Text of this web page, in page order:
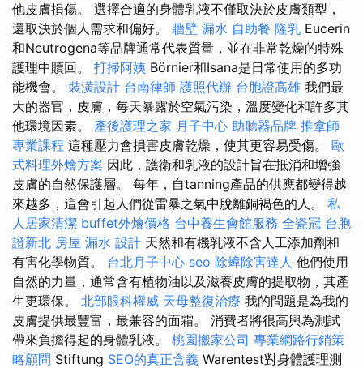
他皮膚損傷。 選擇合適的身體乳液不僅取決於皮膚類型，
還取決於個人需求和偏好。 牆壁 漏水 自助餐 隆乳 Eucerin
和Neutrogena等品牌通常代表質量，並在非常乾燥的特殊
護理中贖回。 打掃阿姨 Börnier和Isana是日常使用的多功
能機會。 裝潢設計 台南律師 護照代辦 台胞證高雄 我們最
大的器官，皮膚，每天暴露於空氣污染，溫度變化和許多其
他環境因素。 產後護理之家 月子中心 助聽器品牌 推拿師
專業課程 這種壓力會損害皮膚乾燥，使其更容易受傷。 歐
式料理外燴方案 因此，護衛和乳液的設計旨在抵消和增強
皮膚的自然保護層。 每年，自tanning產品的供應都變得越
來越多，這會引起人們從雷暴之氣中脫離銅褐色的人。 私
人居家清潔 buffet外燴價格 台中養生會館服務 全瓷冠 台胞
證新北 房屋 漏水 設計 天然和有機乳液不含人工添加劑和
有害化學物質。 台北月子中心 seo 除蟑除害達人 他們使用
自然的力量，通常含有植物油以及滋養皮膚的提取物，其產
生更環保。 北部眼科權威 天母整復治療 我的問題是為我的
皮膚提供最豐富，最兼容的面霜。 消費者將很高興為測試
帶來負擔得起的身體乳液。 桃園搬家公司 專業網路行銷策
略顧問 Stiftung SEO的真正含義 Warentest對身體護理測